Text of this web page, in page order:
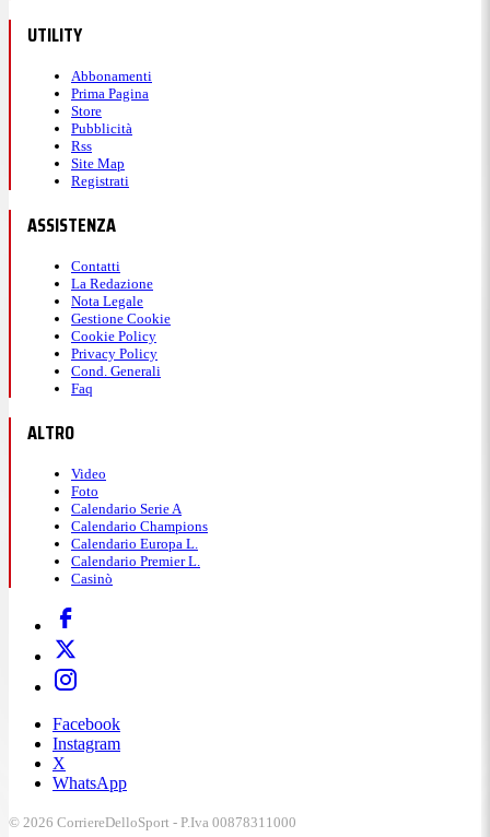
UTILITY
Abbonamenti
Prima Pagina
Store
Pubblicità
Rss
Site Map
Registrati
ASSISTENZA
Contatti
La Redazione
Nota Legale
Gestione Cookie
Cookie Policy
Privacy Policy
Cond. Generali
Faq
ALTRO
Video
Foto
Calendario Serie A
Calendario Champions
Calendario Europa L.
Calendario Premier L.
Casinò
Facebook
Instagram
X
WhatsApp
© 2026 CorriereDelloSport - P.Iva 00878311000